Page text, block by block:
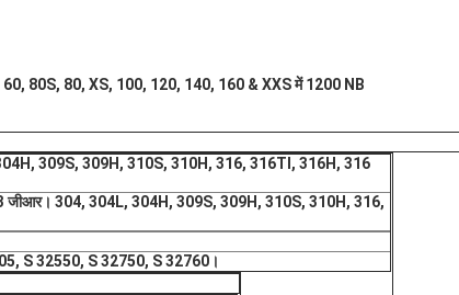
80S, 80, XS, 100, 120, 140, 160 & XXS में 1200 NB
309S, 309H, 310S, 310H, 316, 316TI, 316H, 316
जीआर। 304, 304L, 304H, 309S, 309H, 310S, 310H, 316,
S 32550, S 32750, S 32760।